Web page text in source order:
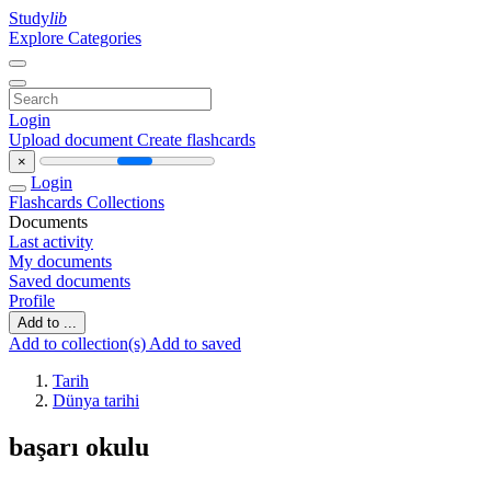
Studylib
Explore Categories
Login
Upload document Create flashcards
×
Login
Flashcards Collections
Documents
Last activity
My documents
Saved documents
Profile
Add to ...
Add to collection(s) Add to saved
Tarih
Dünya tarihi
başarı okulu